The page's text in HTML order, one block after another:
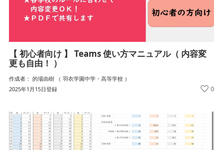
【 初心者向け 】 Teams 使い方マニュアル（ 内容変
更も自由！ ）
作成者： 的場由樹 （ 羽衣学園中学・高等学校 ）
2025年1月15日登録
0